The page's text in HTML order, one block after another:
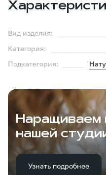
Вид изделия:
Категория:
Подкатегория:
Наращиваем
нашей
Узнать подробнее